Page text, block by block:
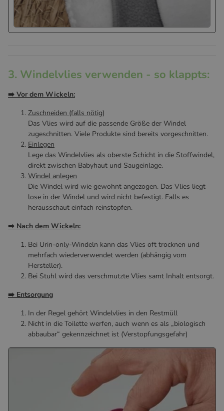
3. Windelvlies verwenden - so klappts:
➡️ Vor dem Wickeln:
Zuschneiden (falls nötig)
Das Vlies wird auf die passende Größe der Windel
zugeschnitten. Viele Produkte sind bereits vorgeschnitten.
Einlegen
Lege das Windelvlies als oberste Schicht in die Stoffwindel,
direkt zwischen Babyhaut und Saugeinlage.
Windel anlegen
Die Windel wird wie gewohnt angezogen. Das Vlies liegt
lose in der Windel und wird nicht befestigt. Falls es
herausschaut einfach reinstopfen.
➡️ Nach dem Wickeln:
Bei Urin-only-Windeln kann das Vlies oft trocknen und
mehrfach wiederverwendet werden (abhängig vom
Hersteller).
Bei Stuhl wird das verschmutzte Vlies samt Inhalt entsorgt.
➡️ Entsorgung
In der Regel gehört Windelvlies in den Restmüll
Nicht in die Toilette werfen, auch wenn es als „biologisch
abbaubar“ gekennzeichnet ist (Verstopfungsgefahr)